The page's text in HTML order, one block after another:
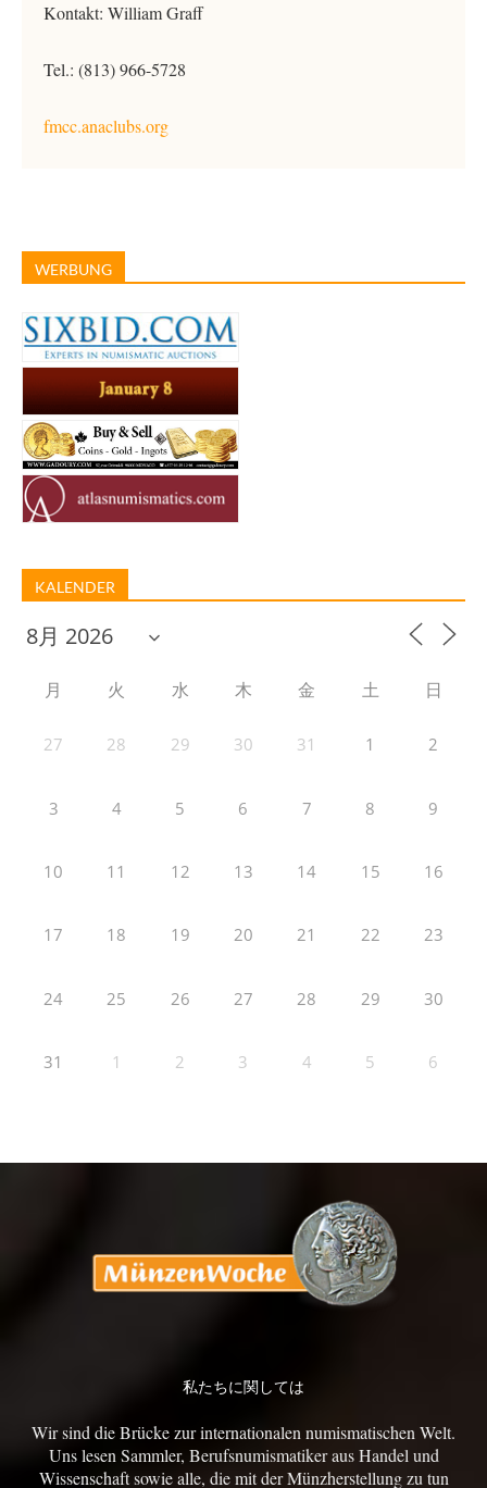
Kontakt: William Graff
Tel.: (813) 966-5728
fmcc.anaclubs.org
WERBUNG
KALENDER
月 火 水 木 金 土 日
27 28 29 30 31 1 2
3 4 5 6 7 8 9
10 11 12 13 14 15 16
17 18 19 20 21 22 23
24 25 26 27 28 29 30
31 1 2 3 4 5 6
私たちに関しては
Wir sind die Brücke zur internationalen numismatischen Welt.
Uns lesen Sammler, Berufsnumismatiker aus Handel und
Wissenschaft sowie alle, die mit der Münzherstellung zu tun